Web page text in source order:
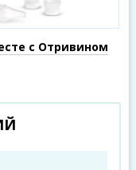
с Отривином